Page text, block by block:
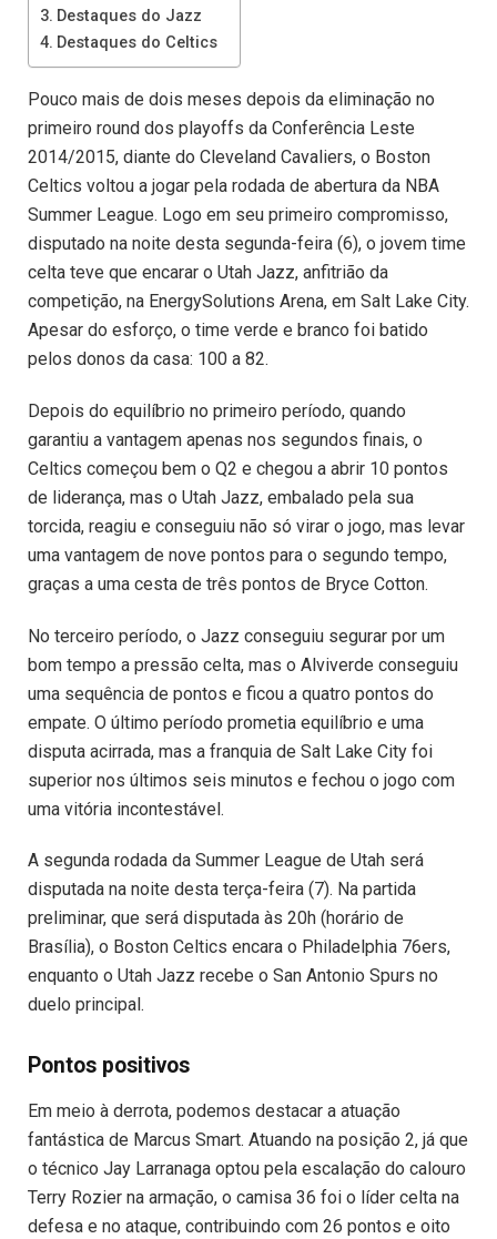
Destaques do Jazz
Destaques do Celtics
Pouco mais de dois meses depois da eliminação no
primeiro round dos playoffs da Conferência Leste
2014/2015, diante do Cleveland Cavaliers, o Boston
Celtics voltou a jogar pela rodada de abertura da NBA
Summer League. Logo em seu primeiro compromisso,
disputado na noite desta segunda-feira (6), o jovem time
celta teve que encarar o Utah Jazz, anfitrião da
competição, na EnergySolutions Arena, em Salt Lake City.
Apesar do esforço, o time verde e branco foi batido
pelos donos da casa: 100 a 82.
Depois do equilíbrio no primeiro período, quando
garantiu a vantagem apenas nos segundos finais, o
Celtics começou bem o Q2 e chegou a abrir 10 pontos
de liderança, mas o Utah Jazz, embalado pela sua
torcida, reagiu e conseguiu não só virar o jogo, mas levar
uma vantagem de nove pontos para o segundo tempo,
graças a uma cesta de três pontos de Bryce Cotton.
No terceiro período, o Jazz conseguiu segurar por um
bom tempo a pressão celta, mas o Alviverde conseguiu
uma sequência de pontos e ficou a quatro pontos do
empate. O último período prometia equilíbrio e uma
disputa acirrada, mas a franquia de Salt Lake City foi
superior nos últimos seis minutos e fechou o jogo com
uma vitória incontestável.
A segunda rodada da Summer League de Utah será
disputada na noite desta terça-feira (7). Na partida
preliminar, que será disputada às 20h (horário de
Brasília), o Boston Celtics encara o Philadelphia 76ers,
enquanto o Utah Jazz recebe o San Antonio Spurs no
duelo principal.
Pontos positivos
Em meio à derrota, podemos destacar a atuação
fantástica de Marcus Smart. Atuando na posição 2, já que
o técnico Jay Larranaga optou pela escalação do calouro
Terry Rozier na armação, o camisa 36 foi o líder celta na
defesa e no ataque, contribuindo com 26 pontos e oito